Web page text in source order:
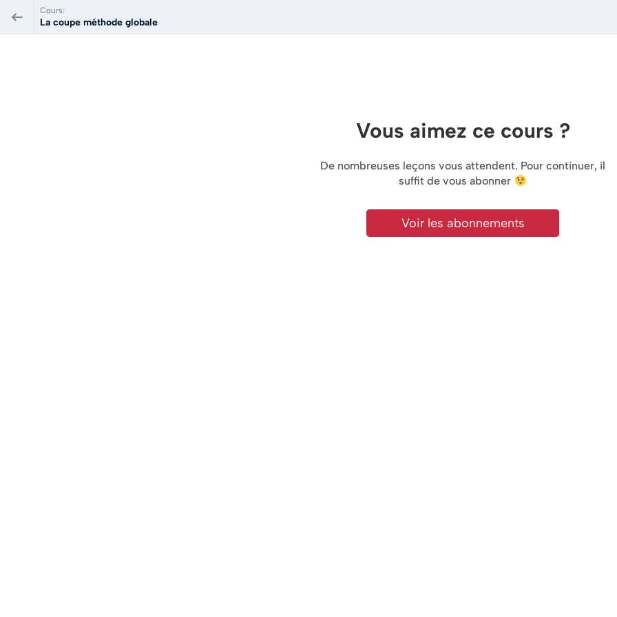
Cours:
La coupe méthode globale
Vous aimez ce cours ?
De nombreuses leçons vous attendent. Pour continuer, il
suffit de vous abonner
Voir les abonnements